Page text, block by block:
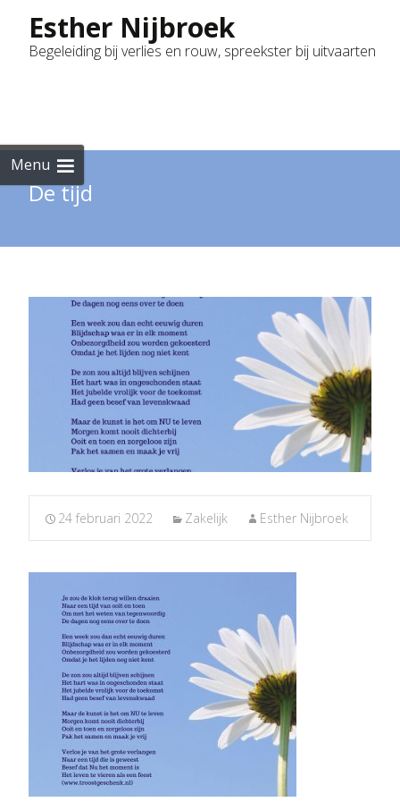
Esther Nijbroek
Begeleiding bij verlies en rouw, spreekster bij uitvaarten
Menu
De tijd
24 februari 2022 Zakelijk Esther Nijbroek